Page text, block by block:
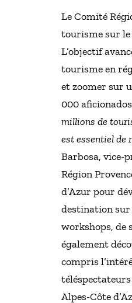
Le Comité
tourisme sur
L’objectif
tourisme en
et zoomer sur
000
millions de
est essentiel de
Barbosa, vice-
Région
d’Azur pour
destination sur
workshops, de
également
compris
téléspectateurs
Alpes-Côte